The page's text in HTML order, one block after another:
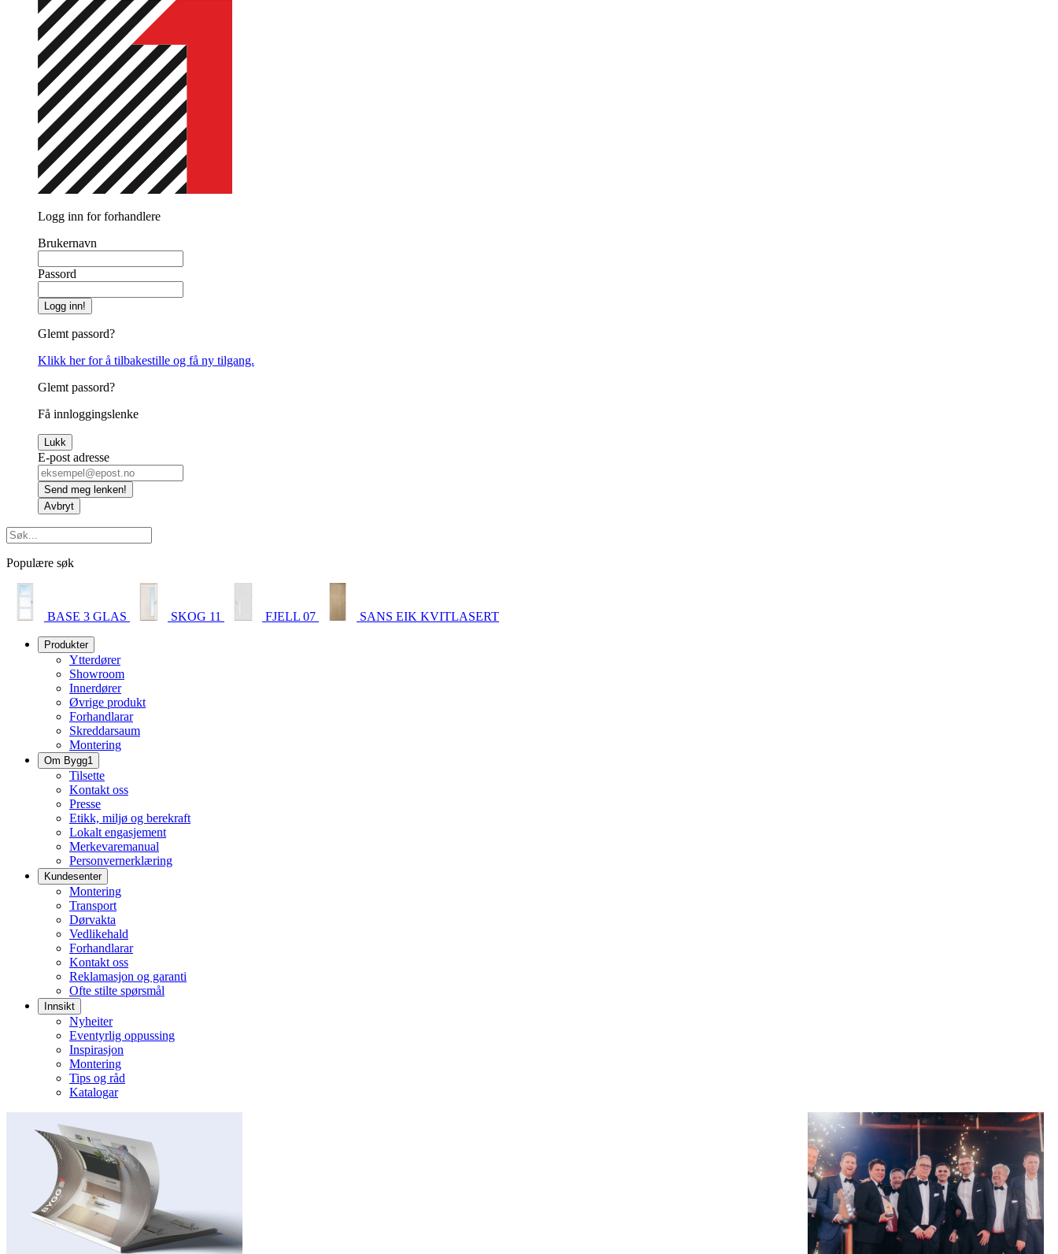
Logg inn for forhandlere
Brukernavn
Passord
Logg inn!
Glemt passord?
Klikk her for å tilbakestille og få ny tilgang.
Glemt passord?
Få innloggingslenke
Lukk
E-post adresse
Send meg lenken!
Avbryt
Populære søk
BASE 3 GLAS SKOG 11 FJELL 07 SANS EIK KVITLASERT
Produkter
Ytterdører
Showroom
Innerdører
Øvrige produkt
Forhandlarar
Skreddarsaum
Montering
Om Bygg1
Tilsette
Kontakt oss
Presse
Etikk, miljø og berekraft
Lokalt engasjement
Merkevaremanual
Personvernerklæring
Kundesenter
Montering
Transport
Dørvakta
Vedlikehald
Forhandlarar
Kontakt oss
Reklamasjon og garanti
Ofte stilte spørsmål
Innsikt
Nyheiter
Eventyrlig oppussing
Inspirasjon
Montering
Tips og råd
Katalogar